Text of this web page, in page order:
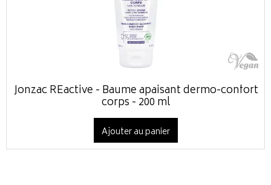
Jonzac REactive - Baume apaisant dermo-confort
corps - 200 ml
Ajouter au panier